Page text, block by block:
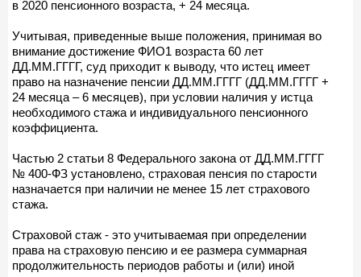
в 2020 пенсионного возраста, + 24 месяца.
Учитывая, приведенные выше положения, принимая во
внимание достижение ФИО1 возраста 60 лет
ДД.ММ.ГГГГ, суд приходит к выводу, что истец имеет
право на назначение пенсии ДД.ММ.ГГГГ (ДД.ММ.ГГГГ +
24 месяца – 6 месяцев), при условии наличия у истца
необходимого стажа и индивидуального пенсионного
коэффициента.
Частью 2 статьи 8 Федерального закона от ДД.ММ.ГГГГ
№ 400-ФЗ установлено, страховая пенсия по старости
назначается при наличии не менее 15 лет страхового
стажа.
Страховой стаж - это учитываемая при определении
права на страховую пенсию и ее размера суммарная
продолжительность периодов работы и (или) иной